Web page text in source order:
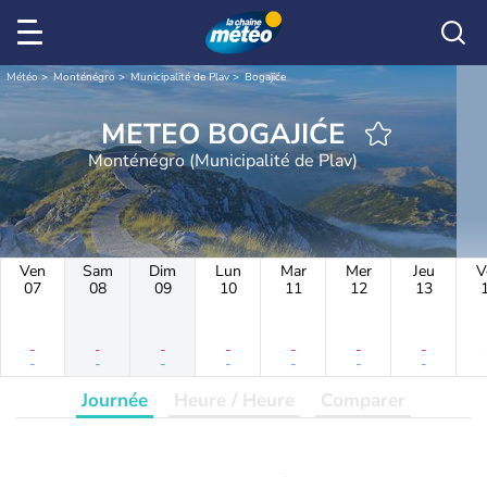
Météo Monténégro Municipalité de Plav Bogajiće
METEO BOGAJIĆE
Monténégro (Municipalité de Plav)
Ven
07
-
-
Sam
08
-
-
Dim
09
-
-
Lun
10
-
-
Mar
11
-
-
Mer
12
-
-
Jeu
13
-
-
Journée Heure / Heure Comparer